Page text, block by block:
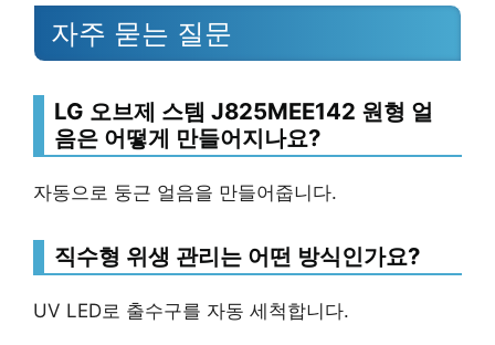
자주 묻는 질문
LG 오브제 스템 J825MEE142 원형 얼
음은 어떻게 만들어지나요?
자동으로 둥근 얼음을 만들어줍니다.
직수형 위생 관리는 어떤 방식인가요?
UV LED로 출수구를 자동 세척합니다.